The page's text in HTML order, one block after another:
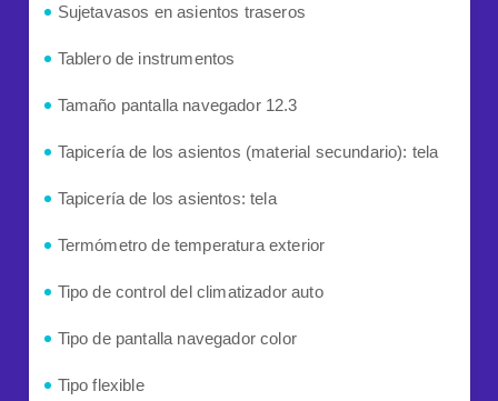
Sujetavasos en asientos traseros
Tablero de instrumentos
Tamaño pantalla navegador 12.3
Tapicería de los asientos (material secundario): tela
Tapicería de los asientos: tela
Termómetro de temperatura exterior
Tipo de control del climatizador auto
Tipo de pantalla navegador color
Tipo flexible